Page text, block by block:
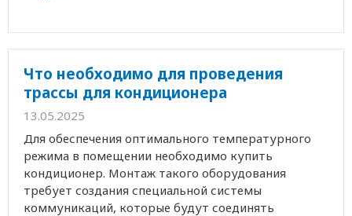
Что необходимо для проведения
трассы для кондиционера
13.05.2025
Для обеспечения оптимального температурного
режима в помещении необходимо купить
кондиционер. Монтаж такого оборудования
требует создания специальной системы
коммуникаций, которые будут соединять